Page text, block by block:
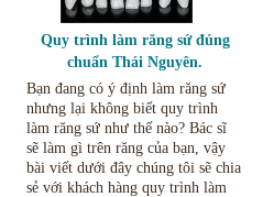
Quy trình làm răng sứ đúng
chuẩn Thái Nguyên.
Bạn đang có ý định làm răng sứ
nhưng lại không biết quy trình
làm răng sứ như thế nào? Bác sĩ
sẽ làm gì trên răng của bạn, vậy
bài viết dưới đây chúng tôi sẽ chia
sẻ với khách hàng quy trình làm